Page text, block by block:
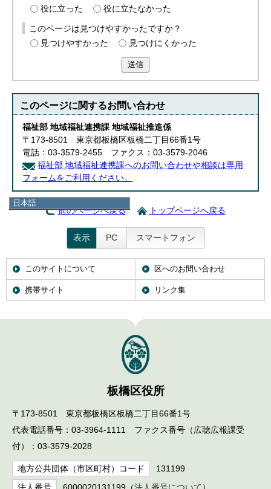
日本語
繁體中文
役に立った
役に立たなかった
このページは見つけやすかったですか？
見つけやすかった
見つけにくかった
送信
このページに関するお問い合わせ
福祉部 地域福祉連携課 地域福祉推進係
〒173-8501 東京都板橋区板橋二丁目66番1号
電話：03-3579-2455 ファクス：03-3579-2046
福祉部 地域福祉連携課へのお問い合わせや相談は専用
フォームをご利用ください。
前のページへ戻る トップページへ戻る
表示 PC スマートフォン
このサイトについて 区へのお問い合わせ
携帯サイト リンク集
板橋区役所
〒173-8501 東京都板橋区板橋二丁目66番1号
代表電話番号：03-3964-1111 ファクス番号（広聴広報課受
付）：03-3579-2028
地方公共団体（市区町村）コード 131199